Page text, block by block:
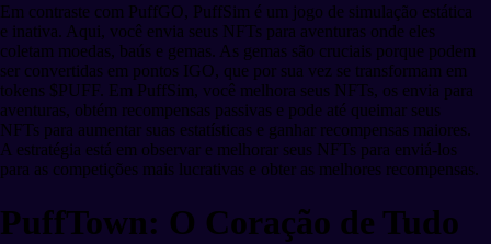
Em contraste com PuffGO, PuffSim é um jogo de simulação estática
e inativa. Aqui, você envia seus NFTs para aventuras onde eles
coletam moedas, baús e gemas. As gemas são cruciais porque podem
ser convertidas em pontos IGO, que por sua vez se transformam em
tokens $PUFF. Em PuffSim, você melhora seus NFTs, os envia para
aventuras, obtém recompensas passivas e pode até queimar seus
NFTs para aumentar suas estatísticas e ganhar recompensas maiores.
A estratégia está em observar e melhorar seus NFTs para enviá-los
para as competições mais lucrativas e obter as melhores recompensas.
PuffTown: O Coração de Tudo